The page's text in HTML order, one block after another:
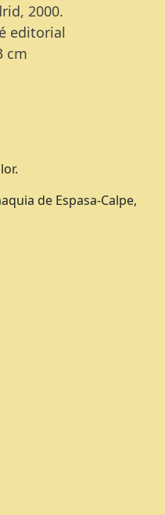
2000.
editorial
cm
de Espasa-Calpe,